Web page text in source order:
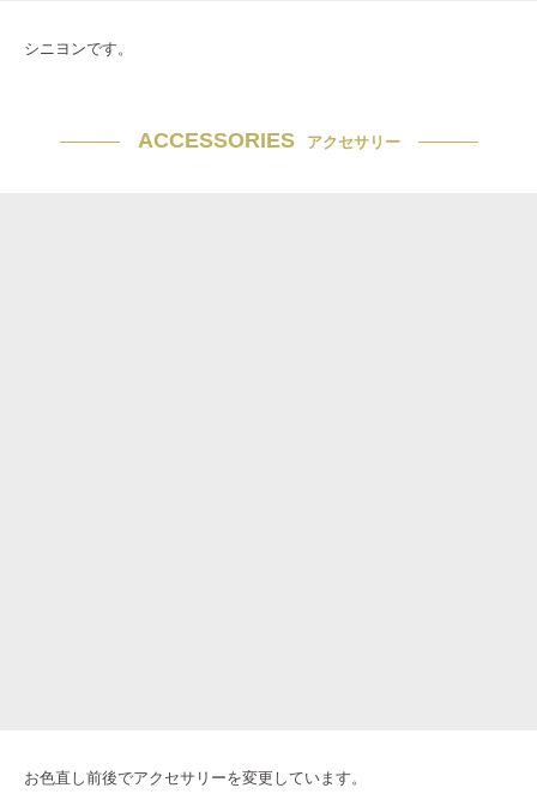
シニヨンです。
ACCESSORIES アクセサリー
お色直し前後でアクセサリーを変更しています。